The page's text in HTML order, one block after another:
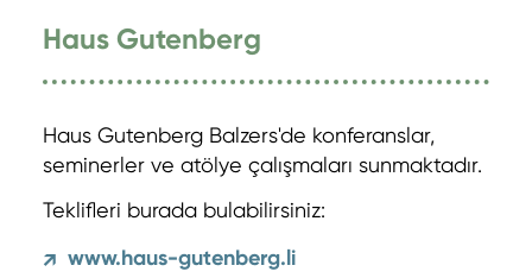
Haus Gutenberg
Haus Gutenberg Balzers'de konferanslar,
seminerler ve atölye çalışmaları sunmaktadır.
Teklifleri burada bulabilirsiniz:
↗ www.haus-gutenberg.li